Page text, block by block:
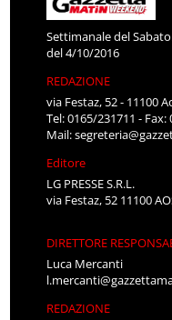
Settimanale del
del 4/10/2016
REDAZIONE
via Festaz, 52 - 11100
Tel: 0165/231711 - Fax:
Mail:
Editore
LG PRESSE S.R.L.
via Festaz, 52 11100
DIRETTORE
Luca Mercanti
REDAZIONE